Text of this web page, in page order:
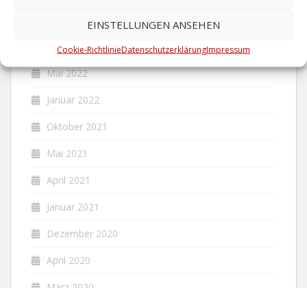
EINSTELLUNGEN ANSEHEN
Cookie-RichtlinieDatenschutzerklärungImpressum
September 2022
Juni 2022
Mai 2022
Januar 2022
Oktober 2021
Mai 2021
April 2021
Januar 2021
Dezember 2020
April 2020